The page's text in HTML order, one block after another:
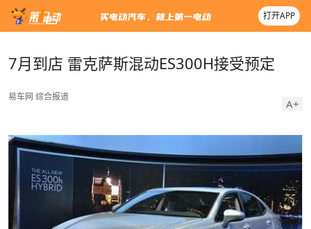
打开APP
7月到店 雷克萨斯混动ES300H接受预定
易车网 综合报道
A+